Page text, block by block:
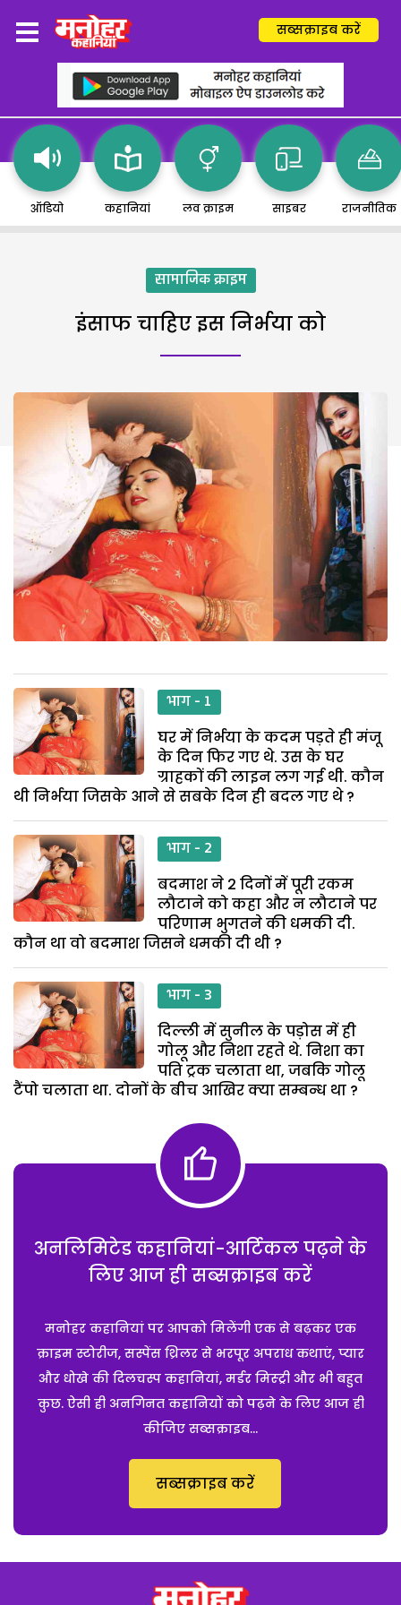
सब्सक्राइब करें
ऑडियो कहानियां लव क्राइम साइबर राजनीतिक
सामाजिक क्राइम
इंसाफ चाहिए इस निर्भया को
भाग - 1
घर में निर्भया के कदम पड़ते ही मंजू
के दिन फिर गए थे. उस के घर
ग्राहकों की लाइन लग गई थी. कौन
थी निर्भया जिसके आने से सबके दिन ही बदल गए थे ?
भाग - 2
बदमाश ने 2 दिनों में पूरी रकम
लौटाने को कहा और न लौटाने पर
परिणाम भुगतने की धमकी दी.
कौन था वो बदमाश जिसने धमकी दी थी ?
भाग - 3
दिल्ली में सुनील के पड़ोस में ही
गोलू और निशा रहते थे. निशा का
पति ट्रक चलाता था, जबकि गोलू
टैंपो चलाता था. दोनों के बीच आखिर क्या सम्बन्ध था ?
अनलिमिटेड कहानियां-आर्टिकल पढ़ने के
लिए आज ही सब्सक्राइब करें
मनोहर कहानियां पर आपको मिलेंगी एक से बढ़कर एक
क्राइम स्टोरीज, सस्पेंस थ्रिलर से भरपूर अपराध कथाएं, प्यार
और धोखे की दिलचस्प कहानियां, मर्डर मिस्ट्री और भी बहुत
कुछ. ऐसी ही अनगिनत कहानियों को पढ़ने के लिए आज ही
कीजिए सब्सक्राइब...
सब्सक्राइब करें